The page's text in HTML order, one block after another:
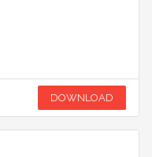
DOWNLOAD